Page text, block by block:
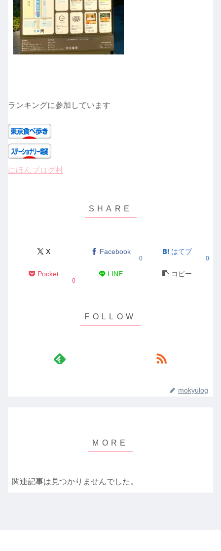
ランキングに参加しています
にほんブログ村
X Facebook
0
はてブ
0
Pocket
0
LINE コピー
mokyulog
関連記事は見つかりませんでした。